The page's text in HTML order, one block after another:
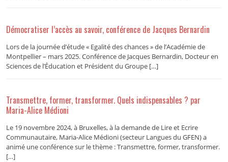
Démocratiser l’accès au savoir, conférence de Jacques Bernardin
Lors de la journée d’étude « Egalité des chances » de l’Académie de
Montpellier – mars 2025. Conférence de Jacques Bernardin, Docteur en
Sciences de l’Éducation et Président du Groupe […]
Transmettre, former, transformer. Quels indispensables ? par
Maria-Alice Médioni
Le 19 novembre 2024, à Bruxelles, à la demande de Lire et Ecrire
Communautaire, Maria-Alice Médioni (secteur Langues du GFEN) a
animé une conférence sur le thème : Transmettre, former, transformer.
[…]